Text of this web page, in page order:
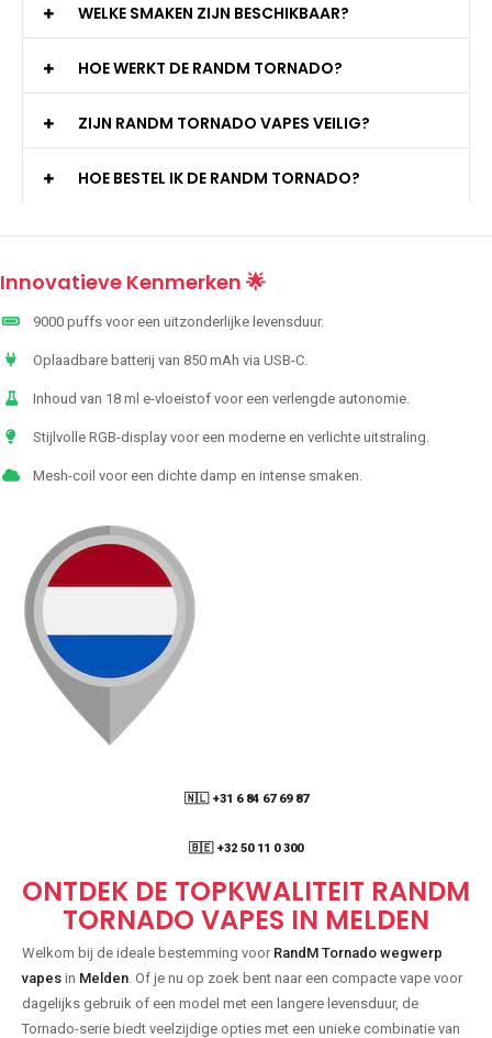
WELKE SMAKEN ZIJN BESCHIKBAAR?
HOE WERKT DE RANDM TORNADO?
ZIJN RANDM TORNADO VAPES VEILIG?
HOE BESTEL IK DE RANDM TORNADO?
Innovatieve Kenmerken 🌟
9000 puffs voor een uitzonderlijke levensduur.
Oplaadbare batterij van 850 mAh via USB-C.
Inhoud van 18 ml e-vloeistof voor een verlengde autonomie.
Stijlvolle RGB-display voor een moderne en verlichte uitstraling.
Mesh-coil voor een dichte damp en intense smaken.
🇳🇱 +31 6 84 67 69 87
🇧🇪 +32 50 11 0 300
ONTDEK DE TOPKWALITEIT RANDM
TORNADO VAPES IN MELDEN
Welkom bij de ideale bestemming voor RandM Tornado wegwerp
vapes in Melden . Of je nu op zoek bent naar een compacte vape voor
dagelijks gebruik of een model met een langere levensduur, de
Tornado-serie biedt veelzijdige opties met een unieke combinatie van